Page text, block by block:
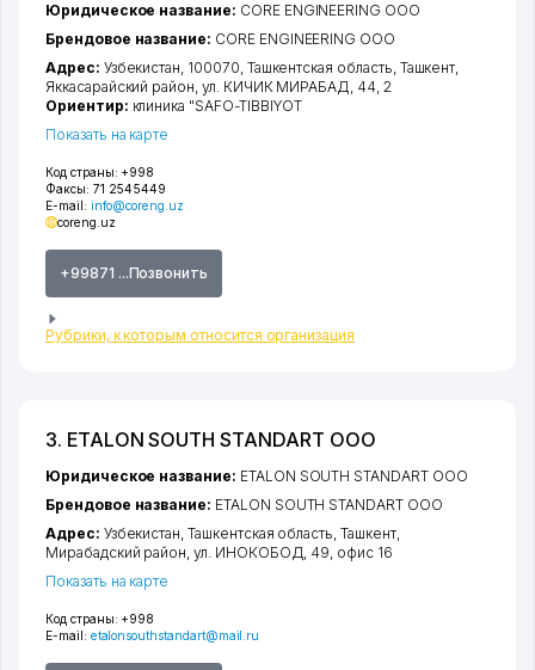
Код страны: +998
Факсы: 71 2545449
E-mail: info@coreng.uz
coreng.uz
+99871 ...Позвонить
Рубрики, к которым относится организация
Юридическое название: CORE ENGINEERING ООО
Брендовое название: CORE ENGINEERING ООО
Адрес: Узбекистан, 100070, Ташкентская область, Ташкент,
Яккасарайский район, ул. КИЧИК МИРАБАД, 44, 2
Ориентир: клиника "SAFO-TIBBIYOT
Показать на карте
3. ETALON SOUTH STANDART ООО
Код страны: +998
E-mail: etalonsouthstandart@mail.ru
Юридическое название: ETALON SOUTH STANDART ООО
Брендовое название: ETALON SOUTH STANDART ООО
Адрес: Узбекистан,Ташкентская область,Ташкент,
Мирабадский район,ул. ИНОКОБОД, 49, офис 16
Показать на карте